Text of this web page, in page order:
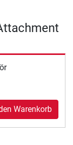
Warenkorb